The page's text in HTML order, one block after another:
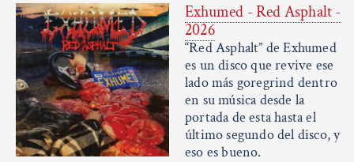
Exhumed - Red Asphalt -
2026
“Red Asphalt” de Exhumed
es un disco que revive ese
lado más goregrind dentro
en su música desde la
portada de esta hasta el
último segundo del disco, y
eso es bueno.